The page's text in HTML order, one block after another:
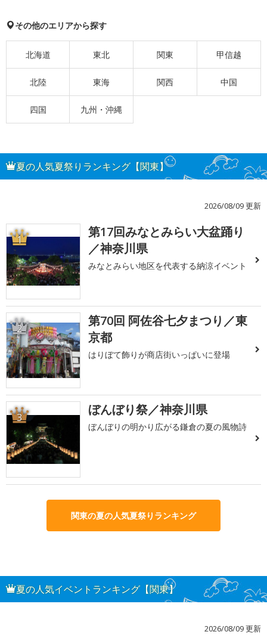
その他のエリアから探す
北海道 東北 関東 甲信越
北陸 東海 関西 中国
四国 九州・沖縄
夏の人気夏祭りランキング【関東】
2026/08/09 更新
1
第17回みなとみらい大盆踊り
／神奈川県
みなとみらい地区を代表する納涼イベント
2
第70回 阿佐谷七夕まつり／東
京都
はりぼて飾りが商店街いっぱいに登場
3 ぼんぼり祭／神奈川県
ぼんぼりの明かり広がる鎌倉の夏の風物詩
関東の夏の人気夏祭りランキング
夏の人気イベントランキング【関東】
2026/08/09 更新